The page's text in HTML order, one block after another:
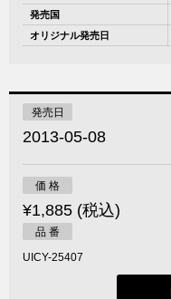
発売国
オリジナル発売日
発売日
2013-05-08
価 格
¥1,885 (税込)
品 番
UICY-25407